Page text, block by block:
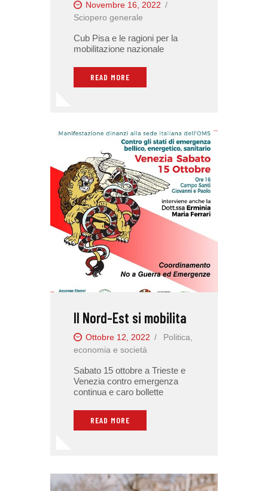
Novembre 16, 2022
Sciopero generale
Cub Pisa e le ragioni per la
mobilitazione nazionale
READ MORE
Il Nord-Est si mobilita
Ottobre 12, 2022
Politica,
economia e società
Sabato 15 ottobre a Trieste e
Venezia contro emergenza
continua e caro bollette
READ MORE